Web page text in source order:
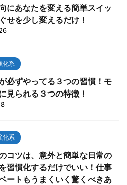
にあなたを変える簡単スイッ
せを少し変えるだけ！
化系
必ずやってる３つの習慣！モ
見られる３つの特徴！
化系
コツは、意外と簡単な日常の
習慣化するだけでいい！仕事
ートもうまくいく驚くべきあ